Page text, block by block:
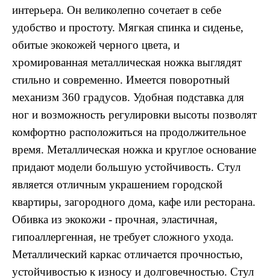
интерьера. Он великолепно сочетает в себе
удобство и простоту. Мягкая спинка и сиденье,
обитые экокожей черного цвета, и
хромированная металлическая ножка выглядят
стильно и современно. Имеется поворотный
механизм 360 градусов. Удобная подставка для
ног и возможность регулировки высоты позволят
комфортно расположиться на продолжительное
время. Металлическая ножка и круглое основание
придают модели большую устойчивость. Стул
является отличным украшением городской
квартиры, загородного дома, кафе или ресторана.
Обивка из экокожи - прочная, эластичная,
гипоаллергенная, не требует сложного ухода.
Металлический каркас отличается прочностью,
устойчивостью к износу и долговечностью. Стул